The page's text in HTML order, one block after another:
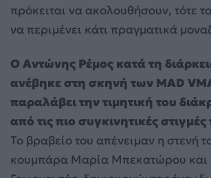
πρόκειται να ακολουθήσουν, τότε
να περιμένει κάτι πραγματικά
Ο Αντώνης Ρέμος κατά τη
ανέβηκε στη σκηνή των MAD
παραλάβει την τιμητική του
από τις πιο συγκινητικές
Το βραβείο του απένειμαν η στενή
κουμπάρα Μαρία Μπεκατώρου και